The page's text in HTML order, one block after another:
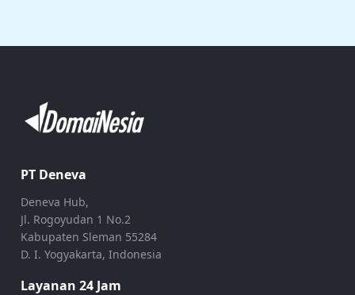
PT Deneva
Deneva Hub,
Jl. Rogoyudan 1 No.2
Kabupaten Sleman 55284
D. I. Yogyakarta, Indonesia
Layanan 24 Jam